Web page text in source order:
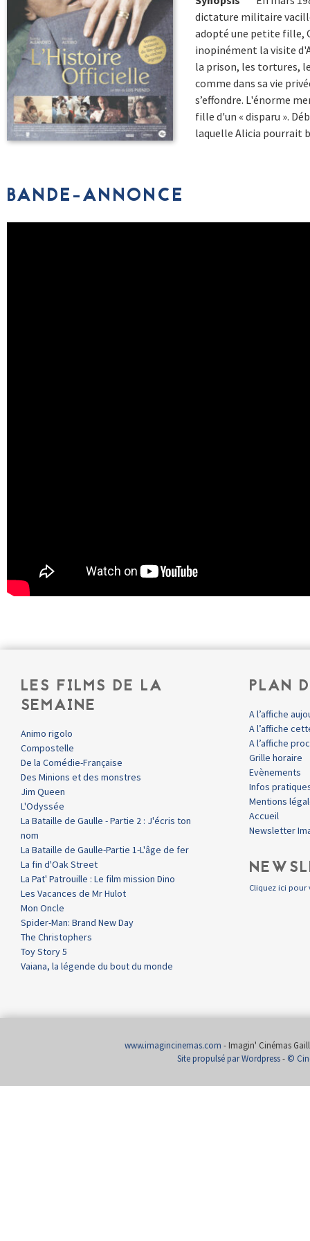
dictature militaire
adopté une petite fille,
inopinément la visite
la prison, les tortures,
comme dans sa vie
s’effondre. L'énorme
fille d'un « disparu ».
laquelle Alicia pourrait
BANDE-ANNONCE
LES FILMS DE LA
SEMAINE
Animo rigolo
Compostelle
De la Comédie-Française
Des Minions et des monstres
Jim Queen
L'Odyssée
La Bataille de Gaulle - Partie 2 : J'écris ton
nom
La Bataille de Gaulle-Partie 1-L'âge de fer
La fin d'Oak Street
La Pat' Patrouille : Le film mission Dino
Les Vacances de Mr Hulot
Mon Oncle
Spider-Man: Brand New Day
The Christophers
Toy Story 5
Vaiana, la légende du bout du monde
PLAN
A l’affiche
A l’affiche
A l’affiche
Grille horaire
Evènements
Infos
Mentions
Accueil
Newsletter
Cliquez ici pour
www.imagincinemas.com - Imagin' Cinémas
Site propulsé par Wordpress- ©